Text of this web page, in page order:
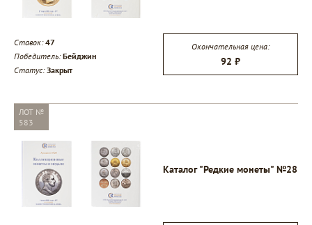
▾
Ставок:47
Победитель: Бейджин
Статус:Закрыт
Окончательная цена:
92 ₽
ЛОТ №
583
Каталог "Редкие монеты" №28